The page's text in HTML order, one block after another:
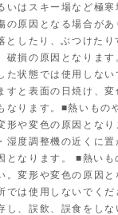
いはスキー場など極
の原因となる場合が
としたり、ぶつけた
破損の原因となりま
た状態では使用しな
すと表面の日焼け、
なります。■熱いもの
形や変色の原因とな
湿度調整機の近くに置
となります。 ■熱い
。変形や変色の原因
では使用しないでく
し、誤飲、誤食をしな